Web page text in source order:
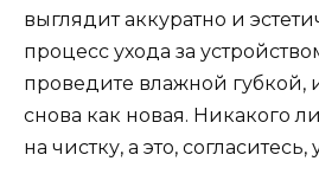
выглядит аккуратно и
процесс ухода за
проведите влажной губкой,
снова как новая. Никакого
на чистку, а это,